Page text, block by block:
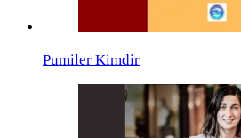
Pumiler Kimdir